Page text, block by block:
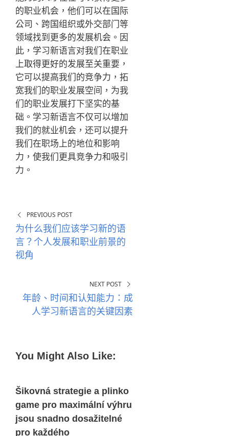
的职业机会，他们可以在国际
公司、跨国组织或外交部门等
领域找到更多的发展机会。因
此，学习新语言对我们在职业
上取得更好的发展至关重要，
它可以提高我们的竞争力，拓
宽我们的职业发展空间，为我
们的职业发展打下坚实的基
础。学习新语言不仅可以增加
我们的就业机会，还可以提升
我们在职场上的地位和影响
力，使我们更具竞争力和吸引
力。
PREVIOUS POST
为什么我们应该学习新的语
言？个人发展和职业前景的
视角
NEXT POST
年龄、时间和认知能力：成
人学习新语言的关键因素
You Might Also Like:
Šikovná strategie a plinko
game pro maximální výhru
jsou snadno dosažitelné
pro každého